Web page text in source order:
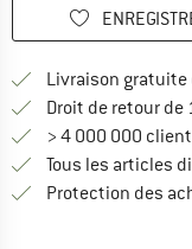
Livraison gratuite
Droit de retour de
> 4 000 000
Tous les articles
Protection des